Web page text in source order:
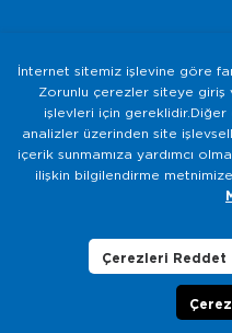
© 2M KABLO
Bilgi
Gizlilik ve
KVKK
Veri
İnternet sitemiz işlevine göre
Zorunlu çerezler siteye giriş
işlevleri için gereklidir.Diğer
analizler üzerinden site
içerik sunmamıza yardımcı
ilişkin bilgilendirme
Çerezleri Reddet